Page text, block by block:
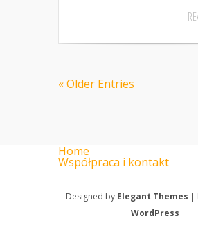
« Older Entries
Home
Współpraca i kontakt
Designed by Elegant Themes |
WordPress